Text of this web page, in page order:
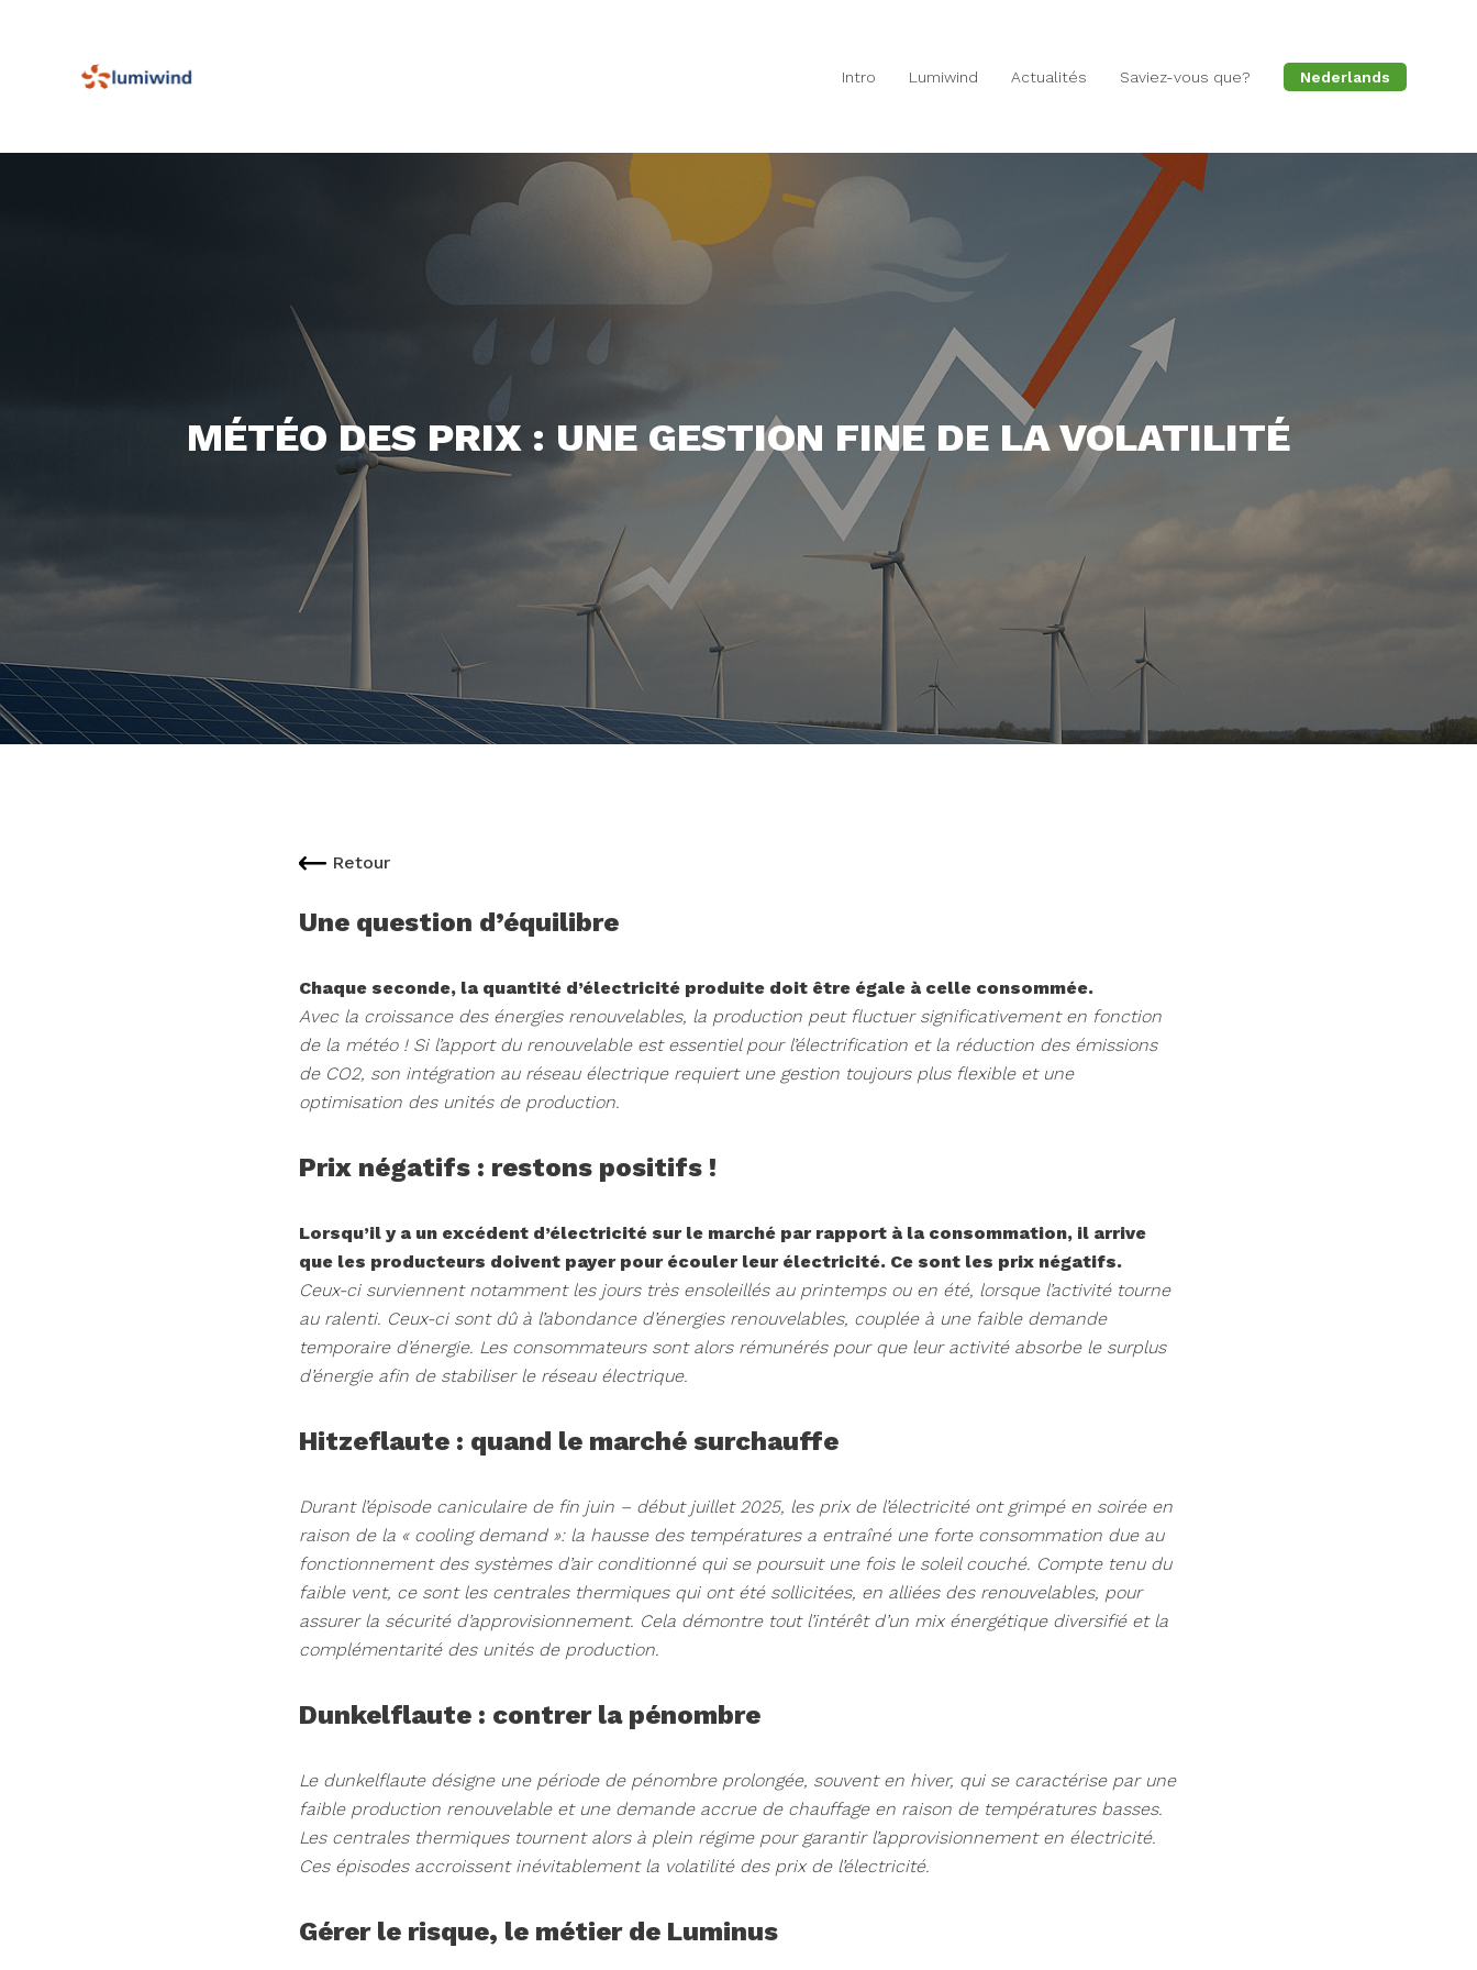
Intro Lumiwind Actualités Saviez-vous que? Nederlands
MÉTÉO DES PRIX : UNE GESTION FINE DE LA VOLATILITÉ
Retour
Une question d’équilibre
Chaque seconde, la quantité d’électricité produite doit être égale à celle consommée.
Avec la croissance des énergies renouvelables, la production peut fluctuer significativement en fonction
de la météo ! Si l’apport du renouvelable est essentiel pour l’électrification et la réduction des émissions
de CO2, son intégration au réseau électrique requiert une gestion toujours plus flexible et une
optimisation des unités de production.
Prix négatifs : restons positifs !
Lorsqu’il y a un excédent d’électricité sur le marché par rapport à la consommation, il arrive
que les producteurs doivent payer pour écouler leur électricité. Ce sont les prix négatifs.
Ceux-ci surviennent notamment les jours très ensoleillés au printemps ou en été, lorsque l’activité tourne
au ralenti. Ceux-ci sont dû à l’abondance d’énergies renouvelables, couplée à une faible demande
temporaire d’énergie. Les consommateurs sont alors rémunérés pour que leur activité absorbe le surplus
d’énergie afin de stabiliser le réseau électrique.
Hitzeflaute : quand le marché surchauffe
Durant l’épisode caniculaire de fin juin – début juillet 2025, les prix de l’électricité ont grimpé en soirée en
raison de la « cooling demand »: la hausse des températures a entraîné une forte consommation due au
fonctionnement des systèmes d’air conditionné qui se poursuit une fois le soleil couché. Compte tenu du
faible vent, ce sont les centrales thermiques qui ont été sollicitées, en alliées des renouvelables, pour
assurer la sécurité d’approvisionnement. Cela démontre tout l’intérêt d’un mix énergétique diversifié et la
complémentarité des unités de production.
Dunkelflaute : contrer la pénombre
Le dunkelflaute désigne une période de pénombre prolongée, souvent en hiver, qui se caractérise par une
faible production renouvelable et une demande accrue de chauffage en raison de températures basses.
Les centrales thermiques tournent alors à plein régime pour garantir l’approvisionnement en électricité.
Ces épisodes accroissent inévitablement la volatilité des prix de l’électricité.
Gérer le risque, le métier de Luminus